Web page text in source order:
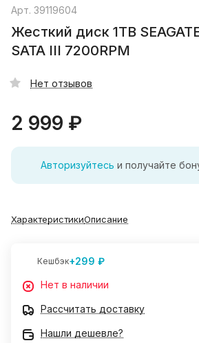
Арт. 39119604
Жесткий диск 1TB
SATA III 7200RPM
Нет отзывов
2 999 ₽
Авторизуйтесь и получайте
ХарактеристикиОписание
Кешбэк+299 ₽
Нет в наличии
Рассчитать доставку
Нашли дешевле?